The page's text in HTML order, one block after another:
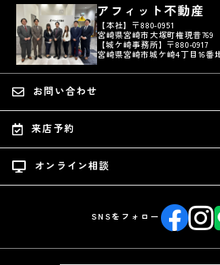
アフィット不動産
【本社】〒880-0951
宮崎県宮崎市大塚町権現昔
【城ケ崎事務所】〒880-0917
宮崎県宮崎市城ケ崎4丁目16番
お問い合わせ
来店予約
オンライン相談
SNSをフォロー